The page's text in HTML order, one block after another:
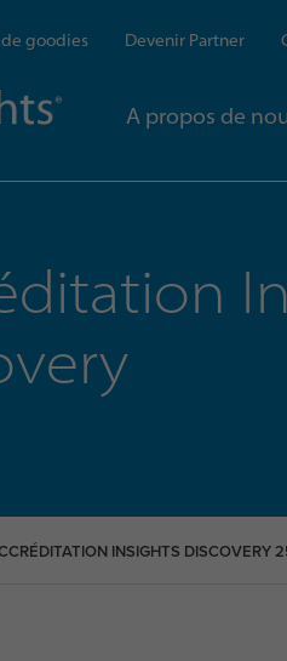
goodies Devenir Partner
A propos de
INSIGHTS DISCOVERY